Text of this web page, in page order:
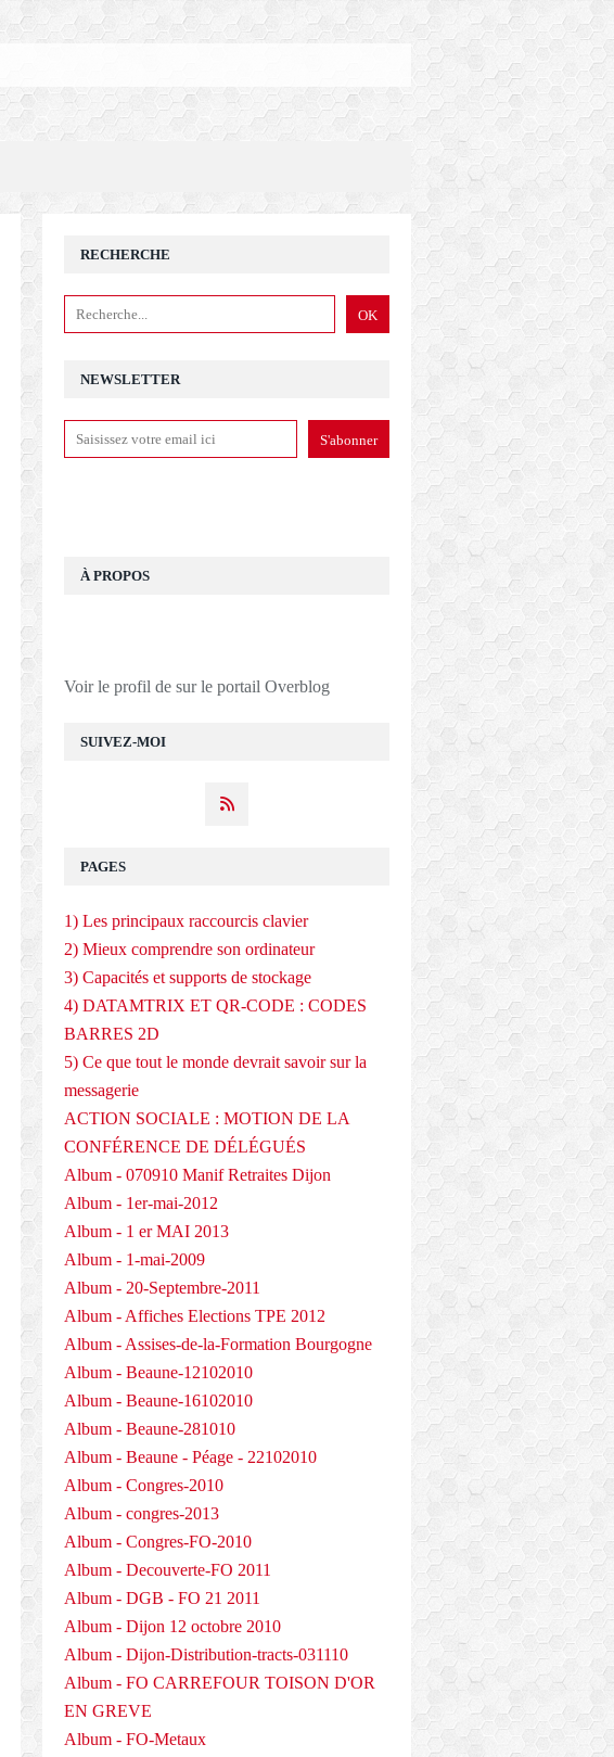
NEWSLETTER
SUIVEZ-MOI
RECHERCHE
À PROPOS
Voir le profil de sur le portail Overblog
PAGES
1) Les principaux raccourcis clavier
2) Mieux comprendre son ordinateur
3) Capacités et supports de stockage
4) DATAMTRIX ET QR-CODE : CODES
BARRES 2D
5) Ce que tout le monde devrait savoir sur la
messagerie
ACTION SOCIALE : MOTION DE LA
CONFÉRENCE DE DÉLÉGUÉS
Album - 070910 Manif Retraites Dijon
Album - 1er-mai-2012
Album - 1 er MAI 2013
Album - 1-mai-2009
Album - 20-Septembre-2011
Album - Affiches Elections TPE 2012
Album - Assises-de-la-Formation Bourgogne
Album - Beaune-12102010
Album - Beaune-16102010
Album - Beaune-281010
Album - Beaune - Péage - 22102010
Album - Congres-2010
Album - congres-2013
Album - Congres-FO-2010
Album - Decouverte-FO 2011
Album - DGB - FO 21 2011
Album - Dijon 12 octobre 2010
Album - Dijon-Distribution-tracts-031110
Album - FO CARREFOUR TOISON D'OR
EN GREVE
Album - FO-Metaux